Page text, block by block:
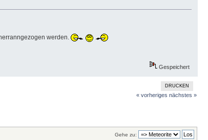
werden.
Gespeichert
DRUCKEN
« vorheriges nächstes »
Gehe zu: